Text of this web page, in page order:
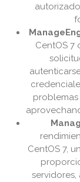
CentOS 7
problemas
CentOS 7,